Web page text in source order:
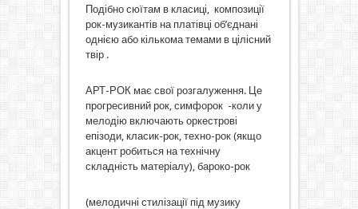
Подібно сюїтам в класиці, композиції
рок-музикантів на платівці об’єднані
однією або кількома темами в цілісний
твір .
АРТ-РОК має свої розгалуження. Це
прогресивний рок, симфорок -коли у
мелодію включають оркестрові
епізоди, класик-рок, техно-рок (якщо
акцент робиться на технічну
складність матеріалу), бароко-рок
(мелодичні стилізації під музику